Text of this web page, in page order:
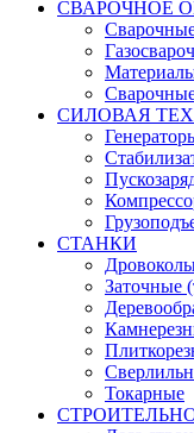
СВАРОЧНОЕ
СИЛОВАЯ
СТАНКИ
Заточные
Токарные